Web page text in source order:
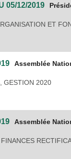
05/12/2019
ET
Assemblée
GESTION 2020
Assemblée